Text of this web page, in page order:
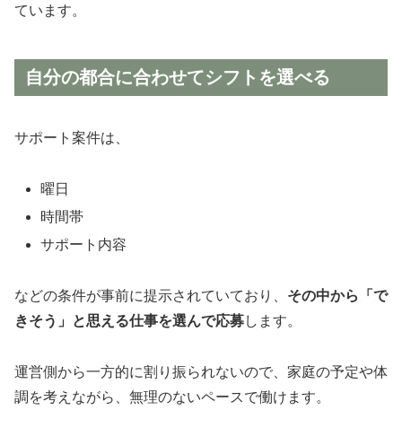
ています。
自分の都合に合わせてシフトを選べる
サポート案件は、
曜日
時間帯
サポート内容
などの条件が事前に提示されていており、 その中から「で
きそう」と思える仕事を選んで応募します。
運営側から一方的に割り振られないので、家庭の予定や体
調を考えながら、無理のないペースで働けます。